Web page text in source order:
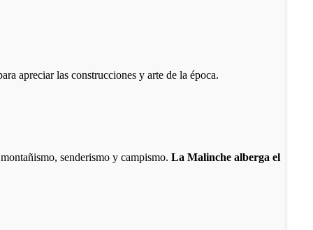
apreciar las construcciones y arte de la época.
senderismo y campismo.La Malinche alberga el